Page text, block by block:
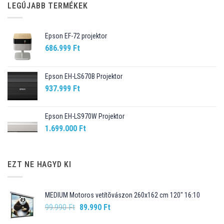
LEGÚJABB TERMÉKEK
Epson EF-72 projektor
686.999 Ft
Epson EH-LS670B Projektor
937.999 Ft
Epson EH-LS970W Projektor
1.699.000 Ft
EZT NE HAGYD KI
MEDIUM Motoros vetítõvászon 260x162 cm 120" 16:10
99.990Ft Original
89.990 FtCurrent